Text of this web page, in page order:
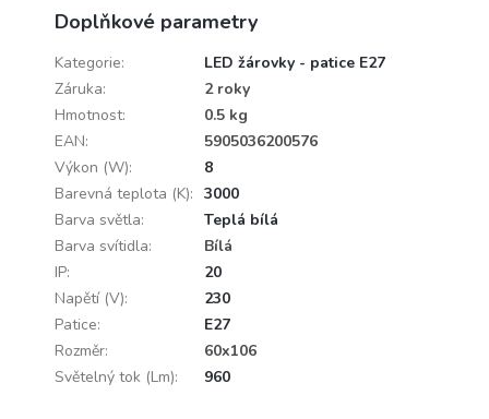
Doplňkové parametry
Kategorie:
LED žárovky - patice E27
Záruka:
2 roky
Hmotnost:
0.5 kg
EAN:
5905036200576
Výkon (W):
8
Barevná teplota (K): 3000
Barva světla:
Teplá bílá
Barva svítidla:
Bílá
IP:
20
Napětí (V):
230
Patice:
E27
Rozměr:
60x106
Světelný tok (Lm): 960